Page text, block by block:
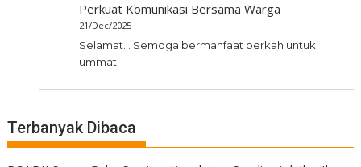
Perkuat Komunikasi Bersama Warga
21/Dec/2025
Selamat... Semoga bermanfaat berkah untuk
ummat.
Terbanyak Dibaca